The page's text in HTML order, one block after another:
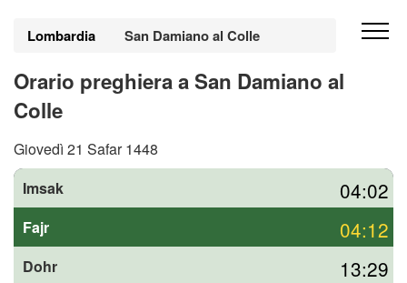
Lombardia San Damiano al Colle
Orario preghiera a San Damiano al
Colle
Giovedì 21 Safar 1448
Imsak
04:02
Fajr 04:12
Dohr 13:29